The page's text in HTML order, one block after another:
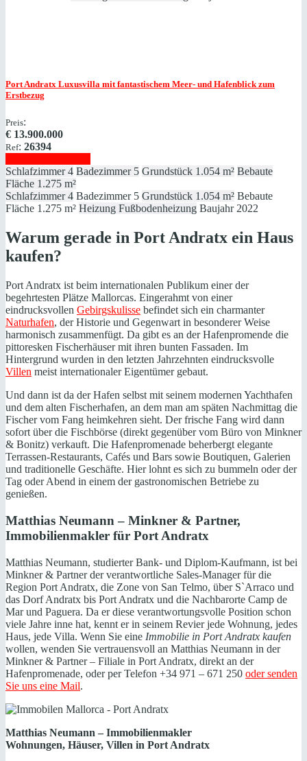
Port Andratx Luxusvilla mit fantastischem Meer- und Hafenblick zum
Erstbezug
Preis:
€ 13.900.000
Ref: 26394
Schlafzimmer 4 Badezimmer 5 Grundstück 1.054 m² Bebaute
Fläche 1.275 m²
Schlafzimmer 4 Badezimmer 5 Grundstück 1.054 m² Bebaute
Fläche 1.275 m² Heizung Fußbodenheizung Baujahr 2022
Warum gerade in Port Andratx ein Haus
kaufen?
Port Andratx ist beim internationalen Publikum einer der
begehrtesten Plätze Mallorcas. Eingerahmt von einer
eindrucksvollen Gebirgskulisse befindet sich ein charmanter
Naturhafen, der Historie und Gegenwart in besonderer Weise
harmonisch zusammenfügt. Da gibt es an der Hafenpromende die
pittoresken Fischerhäuser mit ihren bunten Fassaden. Im
Hintergrund wurden in den letzten Jahrzehnten eindrucksvolle
Villen meist internationaler Eigentümer gebaut.
Und dann ist da der Hafen selbst mit seinem modernen Yachthafen
und dem alten Fischerhafen, an dem man am späten Nachmittag die
Fischer vom Fang heimkehren sieht. Der frische Fang wird dann
sofort über die Fischbörse (direkt gegenüber vom Büro von Minkner
& Bonitz) verkauft. Die Hafenpromenade beherbergt elegante
Terrassen-Restaurants, Cafés und Bars sowie Boutiquen, Galerien
und traditionelle Geschäfte. Hier lohnt es sich zu bummeln oder der
Tag oder Abend in einem der gastronomischen Betriebe zu
genießen.
Matthias Neumann – Minkner & Partner,
Immobilienmakler für Port Andratx
Matthias Neumann, studierter Bank- und Diplom-Kaufmann, ist bei
Minkner & Partner der verantwortliche Sales-Manager für die
Region Port Andratx, die Zone von San Telmo, über S`Arraco und
das Dorf Andratx bis Port Andratx und die Nachbarorte Camp de
Mar und Paguera. Da er diese verantwortungsvolle Position schon
viele Jahre inne hat, kennt er in seinem Revier jede Wohnung, jedes
Haus, jede Villa. Wenn Sie eine Immobilie in Port Andratx kaufen
wollen, wenden Sie vertrauensvoll an Matthias Neumann in der
Minkner & Partner – Filiale in Port Andratx, direkt an der
Hafenpromenade, oder per Telefon +34 971 – 671 250 oder senden
Sie uns eine Mail.
Matthias Neumann – Immobilienmakler
Wohnungen, Häuser, Villen in Port Andratx